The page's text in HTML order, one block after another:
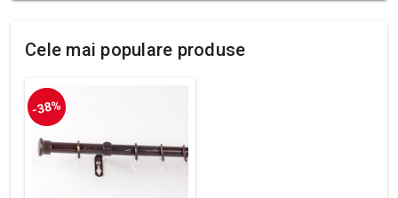
Cele mai populare produse
-38%